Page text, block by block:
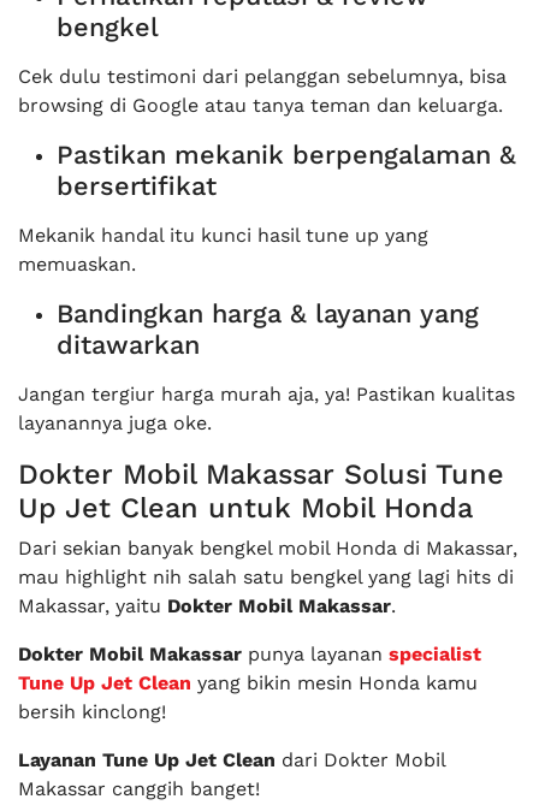
bengkel
Cek dulu testimoni dari pelanggan sebelumnya, bisa
browsing di Google atau tanya teman dan keluarga.
Pastikan mekanik berpengalaman &
bersertifikat
Mekanik handal itu kunci hasil tune up yang
memuaskan.
Bandingkan harga & layanan yang
ditawarkan
Jangan tergiur harga murah aja, ya! Pastikan kualitas
layanannya juga oke.
Dokter Mobil Makassar Solusi Tune
Up Jet Clean untuk Mobil Honda
Dari sekian banyak bengkel mobil Honda di Makassar,
mau highlight nih salah satu bengkel yang lagi hits di
Makassar, yaitu Dokter Mobil Makassar.
Dokter Mobil Makassar punya layanan specialist
Tune Up Jet Clean yang bikin mesin Honda kamu
bersih kinclong!
Layanan Tune Up Jet Clean dari Dokter Mobil
Makassar canggih banget!